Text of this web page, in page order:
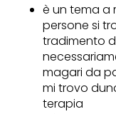
è un tema a
persone si
tradimento
magari da
mi trovo
terapia